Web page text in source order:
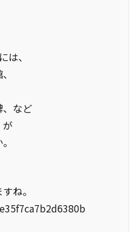
、
など
が
ね。